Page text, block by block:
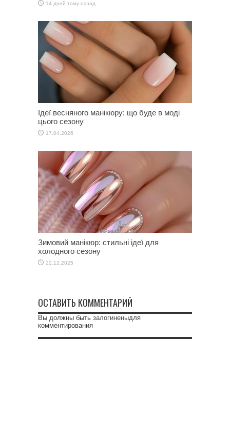
14 дней тому назад
Ідеї весняного манікюру: що буде в моді
цього сезону
17.04.2026
Зимовий манікюр: стильні ідеї для
холодного сезону
22.12.2025
ОСТАВИТЬ КОММЕНТАРИЙ
Вы должны быть залогиненыдля
комментирования